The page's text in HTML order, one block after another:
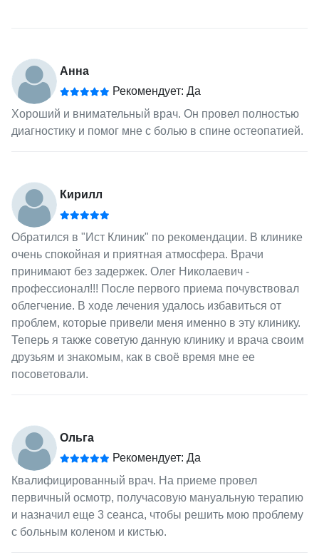
Анна
Рекомендует: Да
Хороший и внимательный врач. Он провел полностью
диагностику и помог мне с болью в спине остеопатией.
Кирилл
Обратился в "Ист Клиник" по рекомендации. В клинике
очень спокойная и приятная атмосфера. Врачи
принимают без задержек. Олег Николаевич -
профессионал!!! После первого приема почувствовал
облегчение. В ходе лечения удалось избавиться от
проблем, которые привели меня именно в эту клинику.
Теперь я также советую данную клинику и врача своим
друзьям и знакомым, как в своё время мне ее
посоветовали.
Ольга
Рекомендует: Да
Квалифицированный врач. На приеме провел
первичный осмотр, получасовую мануальную терапию
и назначил еще 3 сеанса, чтобы решить мою проблему
с больным коленом и кистью.